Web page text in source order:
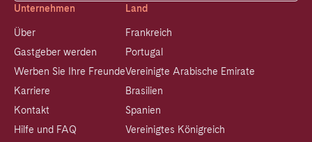
Unternehmen
Über
Gastgeber werden
Werben Sie Ihre Freunde
Karriere
Kontakt
Hilfe und FAQ
Land
Frankreich
Portugal
Vereinigte Arabische Emirate
Brasilien
Spanien
Vereinigtes Königreich